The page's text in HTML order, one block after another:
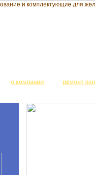
о компании ремонт